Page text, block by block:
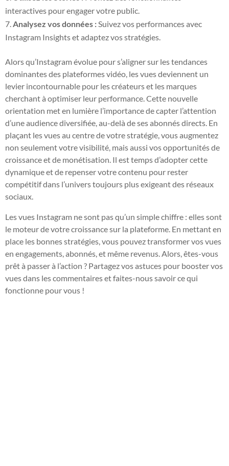
interactives pour engager votre public.
Analysez vos données : Suivez vos performances avec
Instagram Insights et adaptez vos stratégies.
Alors qu’Instagram évolue pour s’aligner sur les tendances
dominantes des plateformes vidéo, les vues deviennent un
levier incontournable pour les créateurs et les marques
cherchant à optimiser leur performance. Cette nouvelle
orientation met en lumière l’importance de capter l’attention
d’une audience diversifiée, au-delà de ses abonnés directs. En
plaçant les vues au centre de votre stratégie, vous augmentez
non seulement votre visibilité, mais aussi vos opportunités de
croissance et de monétisation. Il est temps d’adopter cette
dynamique et de repenser votre contenu pour rester
compétitif dans l’univers toujours plus exigeant des réseaux
sociaux.
Les vues Instagram ne sont pas qu’un simple chiffre : elles sont
le moteur de votre croissance sur la plateforme. En mettant en
place les bonnes stratégies, vous pouvez transformer vos vues
en engagements, abonnés, et même revenus. Alors, êtes-vous
prêt à passer à l’action ? Partagez vos astuces pour booster vos
vues dans les commentaires et faites-nous savoir ce qui
fonctionne pour vous !